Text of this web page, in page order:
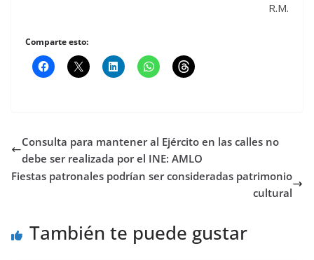
R.M.
Comparte esto:
Consulta para mantener al Ejército en las calles no
debe ser realizada por el INE: AMLO
Fiestas patronales podrían ser consideradas patrimonio
cultural
También te puede gustar